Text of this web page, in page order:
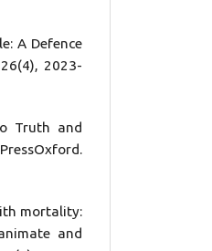
A Defence
2023-
Truth and
mortality:
and